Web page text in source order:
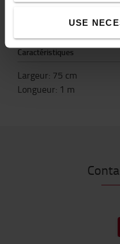
USE
*Résistant aux UV
*Retardateur de flamme
*Antidérapant
Caractéristiques
Largeur: 75 cm
Longueur: 1 m